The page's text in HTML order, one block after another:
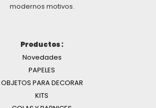
modernos motivos.
Productos :
Novedades
PAPELES
OBJETOS PARA DECORAR
KITS